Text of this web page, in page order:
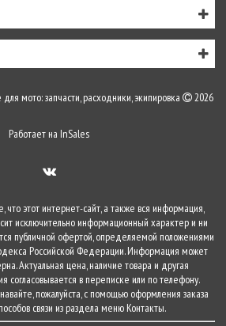
мото: запчасти, расходники, экипировка 2026
Работает на InSales
этот интернет-сайт, а также вся информация,
исключительно информационный характер и ни
публичной офертой, определяемой положениями
Российской Федерации. Информация может
Актуальная цена, наличие товара и другая
согласовывается в переписке или по телефону.
пожалуйста, с помощью оформления заказа
связи из раздела меню Контакты.